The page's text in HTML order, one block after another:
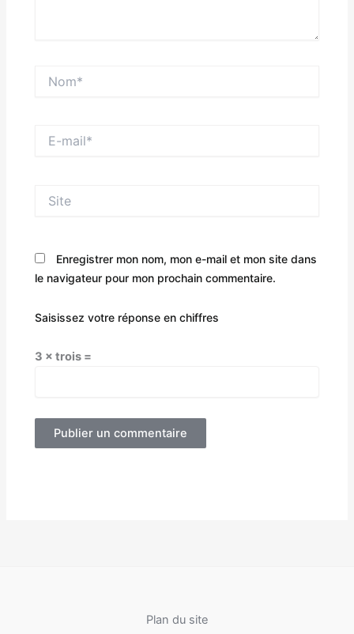
mail*
Enregistrer mon nom, mon e-mail et mon site dans
le navigateur pour mon prochain commentaire.
Saisissez votre réponse en chiffres
3 × trois =
Plan du site